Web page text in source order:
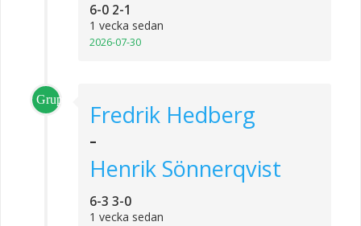
6-0 2-1
1 vecka sedan
2026-07-30
Grupp_1
Fredrik Hedberg
-
Henrik Sönnerqvist
6-3 3-0
1 vecka sedan